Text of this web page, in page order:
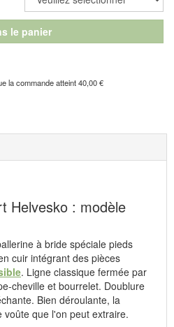
le panier
la commande atteint 40,00 €
Helvesko : modèle
à bride spéciale pieds
cuir intégrant des pièces
. Ligne classique fermée par
cheville et bourrelet. Doublure
Bien déroulante, la
que l'on peut extraire.